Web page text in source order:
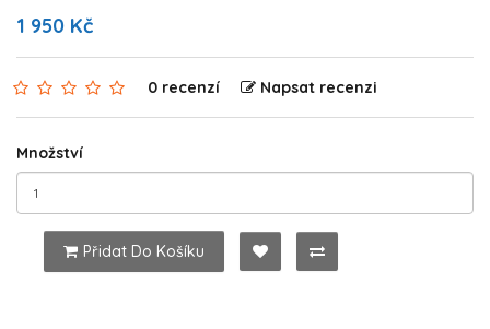
1 950 Kč
0 recenzí Napsat recenzi
Množství
Přidat Do Košíku